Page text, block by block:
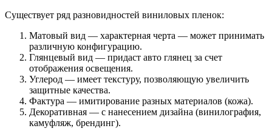
Существует ряд разновидностей виниловых пленок:
Матовый вид — характерная черта — может принимать
различную конфигурацию.
Глянцевый вид — придаст авто глянец за счет
отображения освещения.
Углерод — имеет текстуру, позволяющую увеличить
защитные качества.
Фактура — имитирование разных материалов (кожа).
Декоративная — с нанесением дизайна (винилография,
камуфляж, брендинг).